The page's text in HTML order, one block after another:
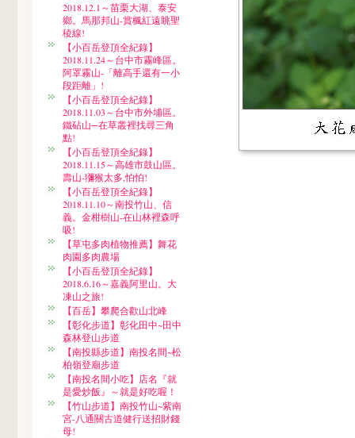
2018.12.1～苗栗大湖、泰安
鄉。馬那邦山-賞楓紅遠眺聖
稜線!
【小百岳登頂全紀錄】
2018.11.24～台中市霧峰區。
阿罩霧山-「離高手還有一小
段距離」!
【小百岳登頂全紀錄】
2018.11.03～台中市外埔區。
鐵砧山─在草叢裡找尋三角
點!
【小百岳登頂全紀錄】
2018.11.15～高雄市鼓山區。
壽山-獼猴太多,怕怕!
【小百岳登頂全紀錄】
2018.11.10～南投竹山、信
義。金柑樹山-在山林裡森呼
吸!
【草屯多肉植物推薦】舞花
肉園多肉農場
【小百岳登頂全紀錄】
2018.6.16～嘉義阿里山。大
凍山之旅!
【百岳】攀爬合歡山北峰
【彰化步道】彰化田中~田中
森林登山步道
【南投縣步道】南投名間~松
柏嶺登廟步道
【南投名間小吃】店名『就
是愛炒飯』～就是好吃喔！
【竹山步道】南投竹山~紫南
宮-八通關古道健行送招財錢
母!